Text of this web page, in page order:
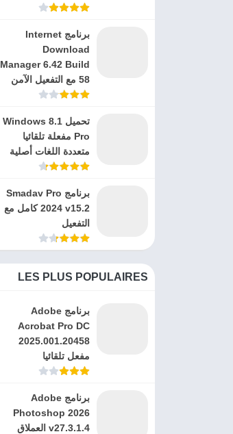
برنامج Internet
Download
Manager 6.42 Build
58 مع التفعيل الآمن
تحميل Windows 8.1
Pro مفعلة تلقائيا
متعددة اللغات أصلية
برنامج Smadav Pro
2024 v15.2 كامل مع
التفعيل
LES PLUS POPULAIRES
برنامج Adobe
Acrobat Pro DC
2025.001.20458
مفعل تلقائيا
برنامج Adobe
Photoshop 2026
v27.3.1.4 العملاق